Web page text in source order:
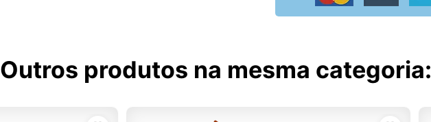
Outros produtos na mesma categoria: